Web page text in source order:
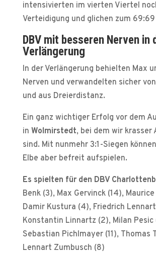
intensivierten im vierten Viertel
Verteidigung und glichen zum 69:69
DBV mit besseren Nerven in
Verlängerung
In der Verlängerung behielten Max
Nerven und verwandelten sicher
und aus Dreierdistanz.
Ein ganz wichtiger Erfolg vor dem
in Wolmirstedt, bei dem wir krasser
sind. Mit nunmehr 3:1-Siegen
Elbe aber befreit aufspielen.
Es spielten für den DBV
Benk (3), Max Gervinck (14),
Damir Kustura (4), Friedrich
Konstantin Linnartz (2), Milan Pesic
Sebastian Pichlmayer (11), Thomas
Lennart Zumbusch (8)